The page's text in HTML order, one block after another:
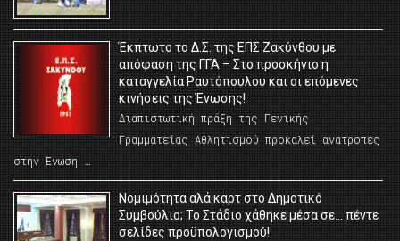
Έκπτωτο το Δ.Σ. της ΕΠΣ Ζακύνθου με
απόφαση της ΓΓΑ – Στο προσκήνιο η
καταγγελία Ραυτόπουλου και οι επόμενες
κινήσεις της Ένωσης!
Διαπιστωτική πράξη της Γενικής
Γραμματείας Αθλητισμού προκαλεί ανατροπές
στην Ένωση …
Νομιμότητα αλά καρτ στο Δημοτικό
Συμβούλιο; Το Στάδιο χάθηκε μέσα σε… πέντε
σελίδες προϋπολογισμού!